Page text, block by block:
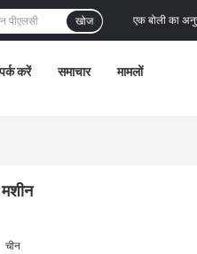
एक बोली का
खोज
करें समाचार मामलों
मशीन
चीन